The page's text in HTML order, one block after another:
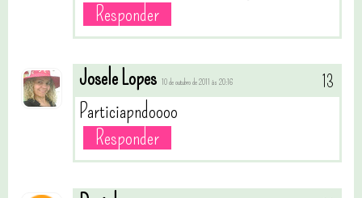
Responder
Josele Lopes 10 de outubro de 2011 às 20:16
Particiapndoooo
Responder